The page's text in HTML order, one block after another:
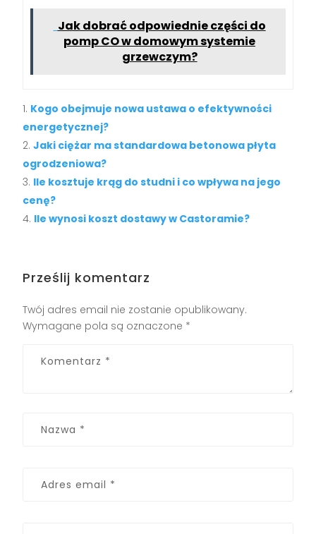
Jak dobrać odpowiednie części do
pomp CO w domowym systemie
grzewczym?
Kogo obejmuje nowa ustawa o efektywności
energetycznej?
Jaki ciężar ma standardowa betonowa płyta
ogrodzeniowa?
Ile kosztuje krąg do studni i co wpływa na jego
cenę?
Ile wynosi koszt dostawy w Castoramie?
Prześlij komentarz
Twój adres email nie zostanie opublikowany.
Wymagane pola są oznaczone *